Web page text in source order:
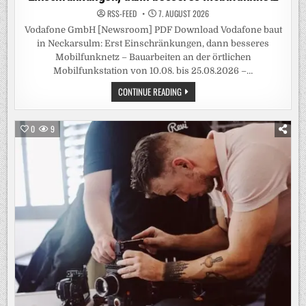
RSS-FEED 7. AUGUST 2026
Vodafone GmbH [Newsroom] PDF Download Vodafone baut
in Neckarsulm: Erst Einschränkungen, dann besseres
Mobilfunknetz – Bauarbeiten an der örtlichen
Mobilfunkstation von 10.08. bis 25.08.2026 –…
CONTINUE READINGVODAFONE
BAUT
IN
ERST
EINSCHRÄNKUNGEN,
DANN
MOBILFUNKNETZ
0 9